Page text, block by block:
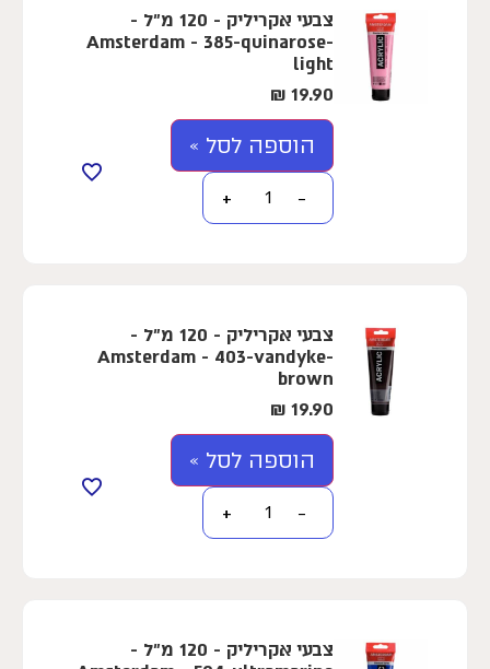
צבעי אקריליק - 120 מ"ל -
Amsterdam - 385-quinarose-
light
19.90
₪
הוספה לסל »
−
+
צבעי אקריליק - 120 מ"ל -
Amsterdam - 403-vandyke-
brown
19.90
₪
הוספה לסל »
−
+
צבעי אקריליק - 120 מ"ל -